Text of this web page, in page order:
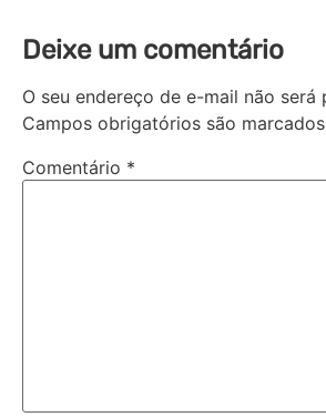
Deixe um comentário
O seu endereço de e-mail não será
Campos obrigatórios são
Comentário *